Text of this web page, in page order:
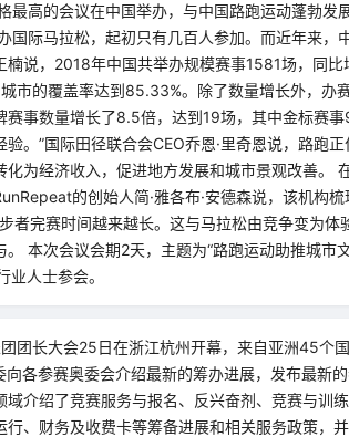
最高的会议在中国举办，与中国路跑运动蓬勃发
国际马拉松，起初只有几百人参加。而近年来，
楠说，2018年中国共举办规模赛事1581场，同比
市的覆盖率达到85.33%。除了数量增长外，办
事数量增长了8.5倍，达到19场，其中金标赛事
。”国际田径联合会CEO乔恩·里奇恩说，路跑
为经济收入，促进地方发展和城市景观改善。
的创始人简·雅各布·安德森说，该机构
者完赛时间越来越长。这与马拉松由竞争变为体
本次会议会期2天，主题为“路跑运动助推城市
人士参会。
团长大会25日在浙江杭州开幕，来自亚洲45个
各参赛奥委会介绍最新的筹办进展，发布最新
介绍了竞赛服务与报名、反兴奋剂、竞赛与训
、财务及收费卡等筹备进展和相关服务政策，